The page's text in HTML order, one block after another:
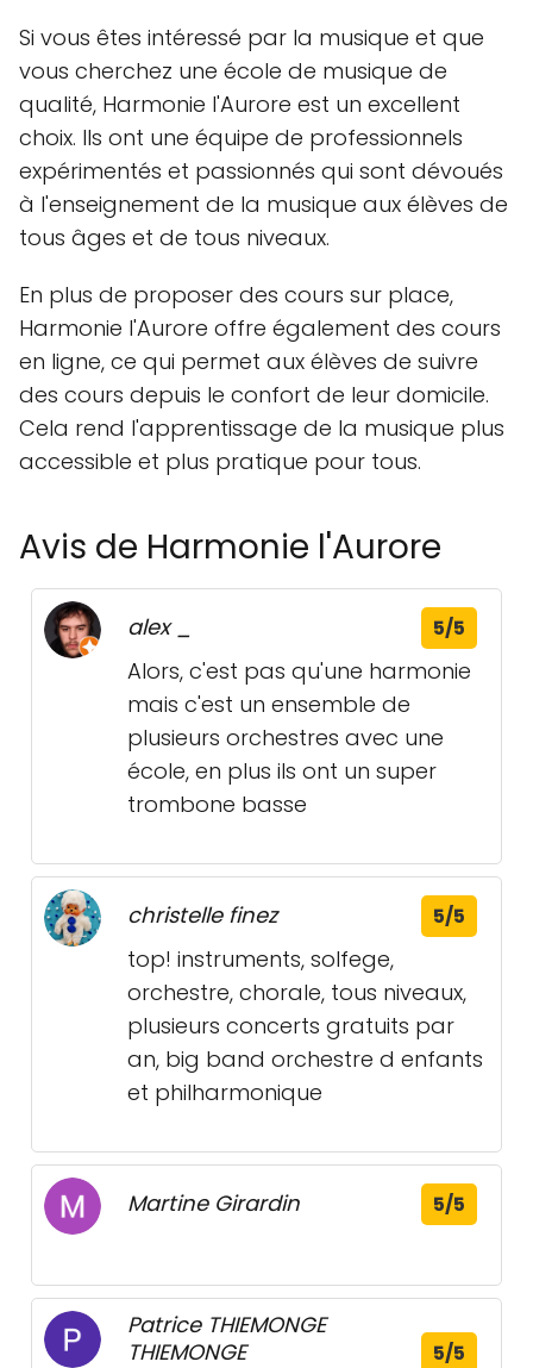
Si vous êtes intéressé par la musique et que
vous cherchez une école de musique de
qualité, Harmonie l'Aurore est un excellent
choix. Ils ont une équipe de professionnels
expérimentés et passionnés qui sont dévoués
à l'enseignement de la musique aux élèves de
tous âges et de tous niveaux.
En plus de proposer des cours sur place,
Harmonie l'Aurore offre également des cours
en ligne, ce qui permet aux élèves de suivre
des cours depuis le confort de leur domicile.
Cela rend l'apprentissage de la musique plus
accessible et plus pratique pour tous.
Avis de Harmonie l'Aurore
alex _ 5/5
Alors, c'est pas qu'une harmonie
mais c'est un ensemble de
plusieurs orchestres avec une
école, en plus ils ont un super
trombone basse
christelle finez 5/5
top! instruments, solfege,
orchestre, chorale, tous niveaux,
plusieurs concerts gratuits par
an, big band orchestre d enfants
et philharmonique
Martine Girardin 5/5
Patrice THIEMONGE
THIEMONGE
5/5